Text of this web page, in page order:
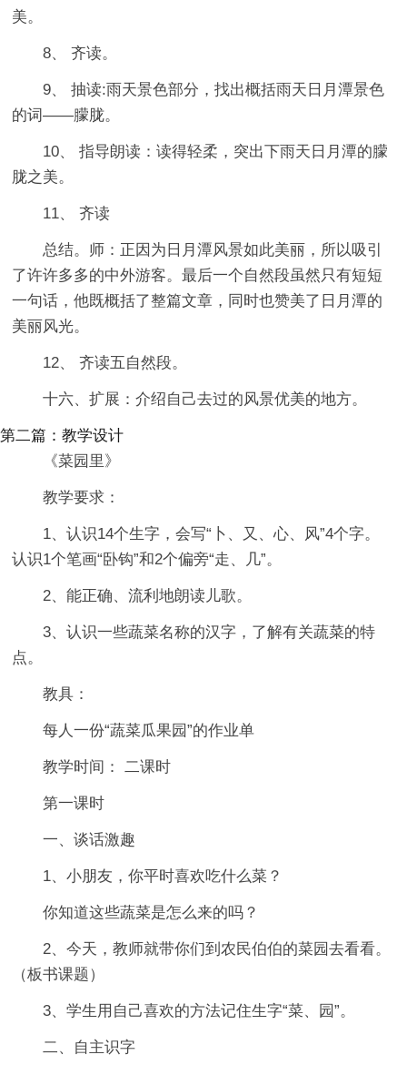
美。
8、 齐读。
9、 抽读:雨天景色部分，找出概括雨天日月潭景色
的词——朦胧。
10、 指导朗读：读得轻柔，突出下雨天日月潭的朦
胧之美。
11、 齐读
总结。师：正因为日月潭风景如此美丽，所以吸引
了许许多多的中外游客。最后一个自然段虽然只有短短
一句话，他既概括了整篇文章，同时也赞美了日月潭的
美丽风光。
12、 齐读五自然段。
十六、扩展：介绍自己去过的风景优美的地方。
第二篇：教学设计
《菜园里》
教学要求：
1、认识14个生字，会写“卜、又、心、风”4个字。
认识1个笔画“卧钩”和2个偏旁“走、几”。
2、能正确、流利地朗读儿歌。
3、认识一些蔬菜名称的汉字，了解有关蔬菜的特
点。
教具：
每人一份“蔬菜瓜果园”的作业单
教学时间： 二课时
第一课时
一、谈话激趣
1、小朋友，你平时喜欢吃什么菜？
你知道这些蔬菜是怎么来的吗？
2、今天，教师就带你们到农民伯伯的菜园去看看。
（板书课题）
3、学生用自己喜欢的方法记住生字“菜、园”。
二、自主识字